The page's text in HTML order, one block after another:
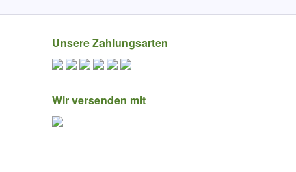
Unsere Zahlungsarten
Wir versenden mit